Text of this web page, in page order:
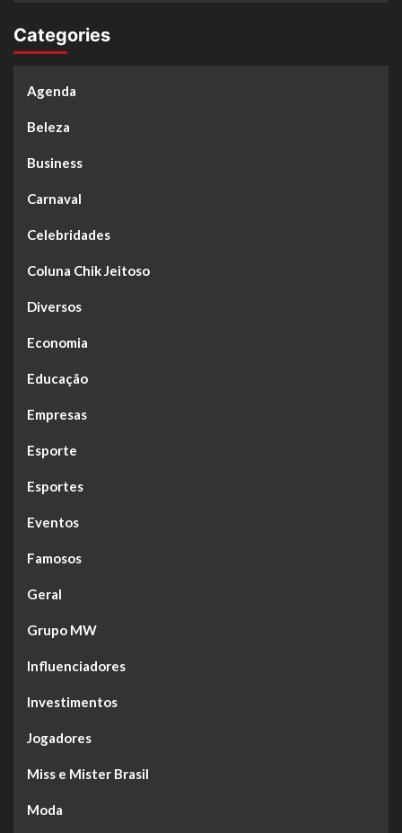
Categories
Agenda
Beleza
Business
Carnaval
Celebridades
Coluna Chik Jeitoso
Diversos
Economia
Educação
Empresas
Esporte
Esportes
Eventos
Famosos
Geral
Grupo MW
Influenciadores
Investimentos
Jogadores
Miss e Mister Brasil
Moda